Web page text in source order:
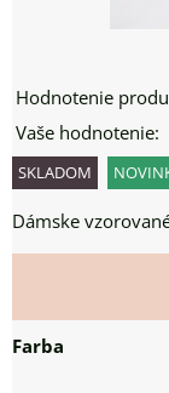
Hodnotenie
Vaše hodnotenie:
SKLADOM
Dámske
Farba